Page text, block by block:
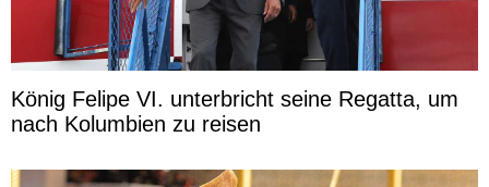
König Felipe VI. unterbricht seine Regatta, um
nach Kolumbien zu reisen